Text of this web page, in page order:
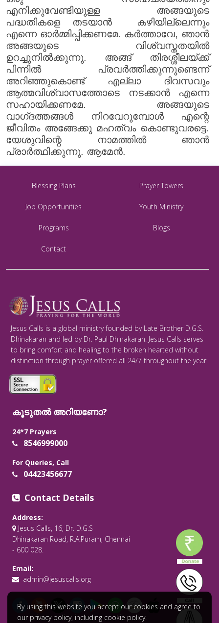
എനിക്കുവേണ്ടിയുള്ള അങ്ങയുടെ
പദ്ധതികളെ തടയാൻ കഴിയില്ലെന്നും
എന്നെ ഓർമ്മിപ്പിക്കണമേ. കർത്താവേ, ഞാൻ
അങ്ങയുടെ വിശ്വസ്തതയിൽ
ഉറച്ചുനിൽക്കുന്നു. അങ്ങ് തിരശ്ശീലയ്ക്ക്
പിന്നിൽ പ്രവർത്തിക്കുന്നുണ്ടെന്ന്
അറിഞ്ഞുകൊണ്ട് എല്ലാ ദിവസവും
ആത്മവിശ്വാസത്തോടെ നടക്കാൻ എന്നെ
സഹായിക്കണമേ. അങ്ങയുടെ
വാഗ്‌ദത്തങ്ങൾ നിറവേറുമ്പോൾ എന്റെ
ജീവിതം അങ്ങേക്കു മഹത്വം കൊണ്ടുവരട്ടെ.
യേശുവിന്റെ നാമത്തിൽ ഞാൻ
പ്രാർത്ഥിക്കുന്നു. ആമേൻ.
Blessing Plans Prayer Towers
Job Opportunities Youth Ministry
Programs Blogs
Contact
Jesus Calls is a global ministry founded by Late Brother D.G.S.
Dhinakaran and led by Dr. Paul Dhinakaran. Jesus Calls serves
to bring comfort and healing to the broken hearted without
distinction through prayer offered all 24/7 throughout the year.
കൂടുതൽ അറിയണോ?
24*7 Prayers
8546999000
For Queries, Call
04423456677
Contact Details
Address:
Jesus Calls, 16, Dr. D.G.S
Dhinakaran Road, R.A.Puram, Chennai
- 600 028.
Email:
admin@jesuscalls.org
By using this website you accept our cookies and agree to
our privacy policy, including cookie policy.